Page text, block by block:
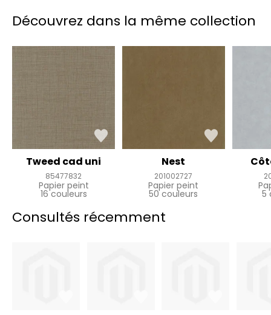
Découvrez dans la même collection
Tweed cad uni
85477832
Papier peint
16 couleurs
Nest
201002727
Papier peint
50 couleurs 5
Consultés récemment